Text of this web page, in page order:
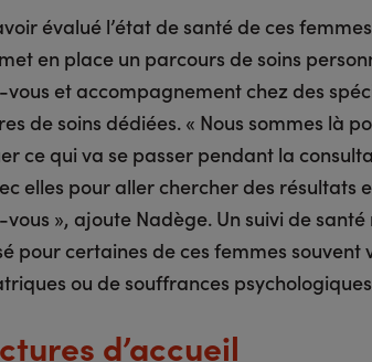
évalué l’état de santé de ces
met en place un parcours de soins
et accompagnement chez des
de soins dédiées. « Nous sommes là
ce qui va se passer pendant la
elles pour aller chercher des résultats
», ajoute Nadège. Un suivi de
pour certaines de ces femmes souvent
ou de souffrances
d’accueil